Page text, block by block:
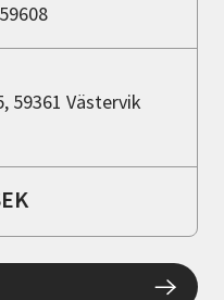
59608
59361 Västervik